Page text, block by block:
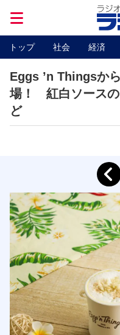
トップ 社会 経済
Eggs ’n Thingsか
場！ 紅白ソースの
ど